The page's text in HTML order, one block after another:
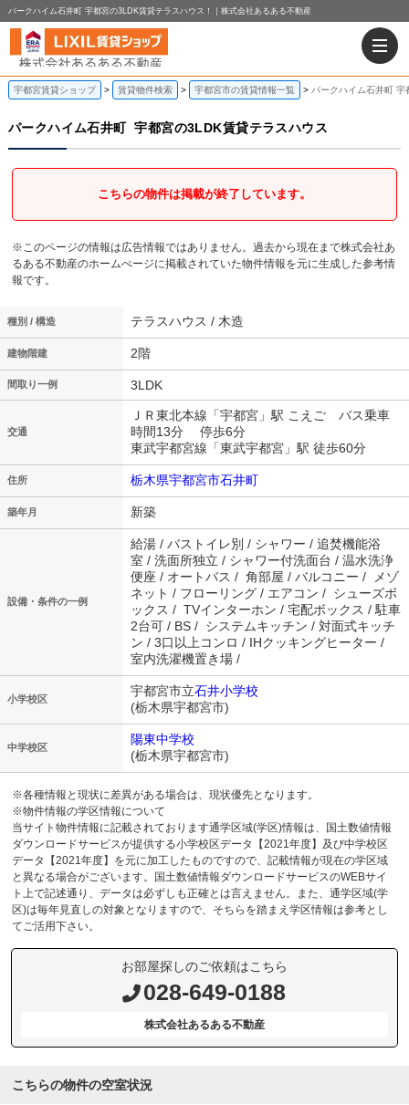
パークハイム石井町 宇都宮の3LDK賃貸テラスハウス！｜株式会社あるある不動産
宇都宮賃貸ショップ 賃貸物件検索 宇都宮市の賃貸情報一覧 パークハイム石井町
パークハイム石井町 宇都宮の3LDK賃貸テラスハウス
こちらの物件は掲載が終了しています。
※このページの情報は広告情報ではありません。過去から現在まで株式会社あ
るある不動産のホームぺージに掲載されていた物件情報を元に生成した参考情
報です。
種別 / 構造 テラスハウス / 木造
建物階建 2階
間取り一例 3LDK
交通
ＪＲ東北本線「宇都宮」駅 こえご バス乗車
時間13分 停歩6分
東武宇都宮線「東武宇都宮」駅 徒歩60分
住所 栃木県宇都宮市石井町
築年月 新築
設備・条件の一例
給湯 / バストイレ別 / シャワー / 追焚機能浴
室 / 洗面所独立 / シャワー付洗面台 / 温水洗浄
便座 / オートバス / 角部屋 / バルコニー / メゾ
ネット / フローリング / エアコン / シューズボ
ックス / TVインターホン / 宅配ボックス / 駐車
2台可 / BS / システムキッチン / 対面式キッチ
ン / 3口以上コンロ / IHクッキングヒーター /
室内洗濯機置き場 /
小学校区
宇都宮市立石井小学校
(栃木県宇都宮市)
中学校区
陽東中学校
(栃木県宇都宮市)
※各種情報と現状に差異がある場合は、現状優先となります。
※物件情報の学区情報について
当サイト物件情報に記載されております通学区域(学区)情報は、国土数値情報
ダウンロードサービスが提供する小学校区データ【2021年度】及び中学校区
データ【2021年度】を元に加工したものですので、記載情報が現在の学区域
と異なる場合がございます。国土数値情報ダウンロードサービスのWEBサイ
ト上で記述通り、データは必ずしも正確とは言えません。また、通学区域(学
区)は毎年見直しの対象となりますので、そちらを踏まえ学区情報は参考とし
てご活用下さい。
お部屋探しのご依頼はこちら
028-649-0188
株式会社あるある不動産
こちらの物件の空室状況